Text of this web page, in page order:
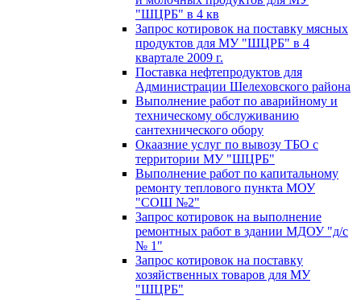
"ШЦРБ" в 4 кв
Запрос котировок на поставку мясных
продуктов для МУ "ШЦРБ" в 4
квартале 2009 г.
Поставка нефтепродуктов для
Администрации Шелеховского района
Выполнение работ по аварийному и
техническому обслуживанию
сантехнического обору
Окаазние услуг по вывозу ТБО с
территории МУ "ШЦРБ"
Выполнение работ по капитальному
ремонту теплового пункта МОУ
"СОШ №2"
Запрос котировок на выполнение
ремонтных работ в здании МДОУ "д/с
№ 1"
Запрос котировок на поставку
хозяйственных товаров для МУ
"ШЦРБ"